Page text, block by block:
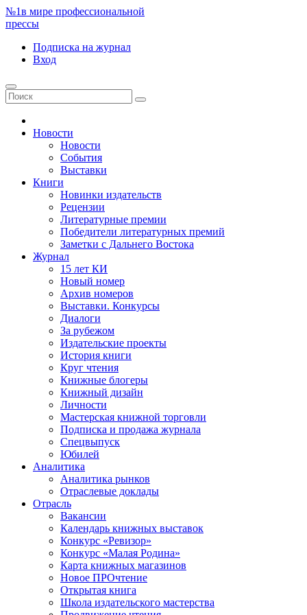
№1в мире профессиональной
прессы
Подписка на журнал
Вход
Новости
Новости
События
Выставки
Книги
Новинки издательств
Рецензии
Литературные премии
Победители литературных премий
Заметки с Дальнего Востока
Журнал
15 лет КИ
Новый номер
Архив номеров
Выставки. Конкурсы
Диалоги
За рубежом
Издательские проекты
История книги
Круг чтения
Книжные блогеры
Книжный дизайн
Личности
Мастерская книжной торговли
Подписка и продажа журнала
Спецвыпуск
Юбилей
Аналитика
Аналитика рынков
Отраслевые доклады
Отрасль
Вакансии
Календарь книжных выставок
Конкурс «Ревизор»
Конкурс «Малая Родина»
Карта книжных магазинов
Новое ПРОчтение
Открытая книга
Школа издательского мастерства